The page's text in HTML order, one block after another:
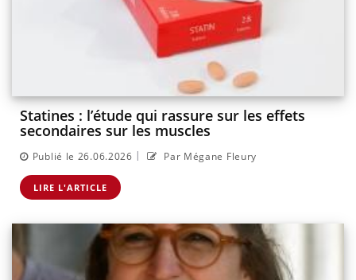
Statines : l’étude qui rassure sur les effets
secondaires sur les muscles
Publié le 26.06.2026 | Par Mégane Fleury
LIRE L'ARTICLE